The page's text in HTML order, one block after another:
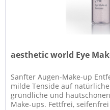
aesthetic world Eye
Sanfter Augen-Make-up
milde Tenside auf
gründliche und
Make-ups. Fettfrei,